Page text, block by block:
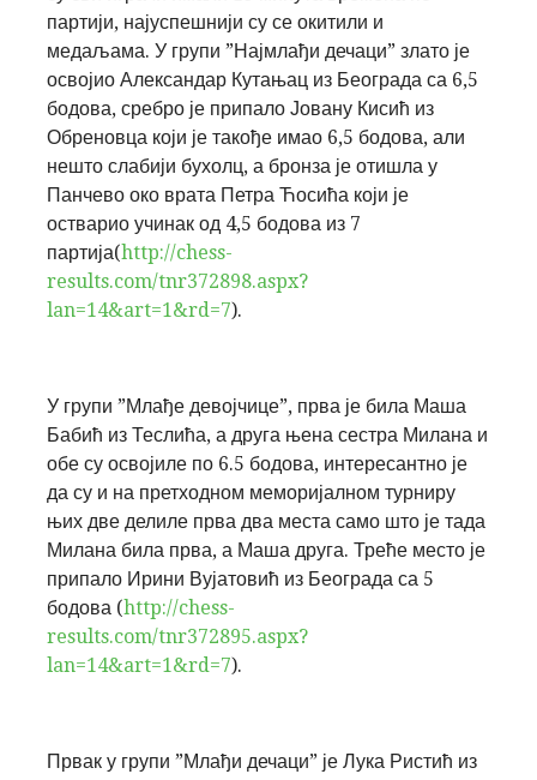
партији, најуспешнији су се окитили и
медаљама. У групи ”Најмлађи дечаци” злато је
освојио Александар Кутањац из Београда са 6,5
бодова, сребро је припало Јовану Кисић из
Обреновца који је такође имао 6,5 бодова, али
нешто слабији бухолц, а бронза је отишла у
Панчево око врата Петра Ћосића који је
остварио учинак од 4,5 бодова из 7
партија(http://chess-
results.com/tnr372898.aspx?
lan=14&art=1&rd=7).
У групи ”Млађе девојчице”, прва је била Маша
Бабић из Теслића, а друга њена сестра Милана и
обе су освојиле по 6.5 бодова, интересантно је
да су и на претходном меморијалном турниру
њих две делиле прва два места само што је тада
Милана била прва, а Маша друга. Треће место је
припало Ирини Вујатовић из Београда са 5
бодова (http://chess-
results.com/tnr372895.aspx?
lan=14&art=1&rd=7).
Првак у групи ”Млађи дечаци” је Лука Ристић из